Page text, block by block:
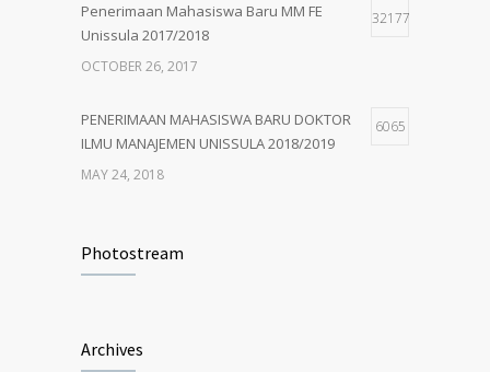
Penerimaan Mahasiswa Baru MM FE
Unissula 2017/2018
32177
OCTOBER 26, 2017
PENERIMAAN MAHASISWA BARU DOKTOR
ILMU MANAJEMEN UNISSULA 2018/2019
6065
MAY 24, 2018
UNISSULA 2018/2019
Unissula 2017/2018
Photostream
Archives